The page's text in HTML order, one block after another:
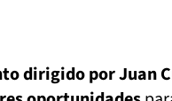
dirigido por Juan